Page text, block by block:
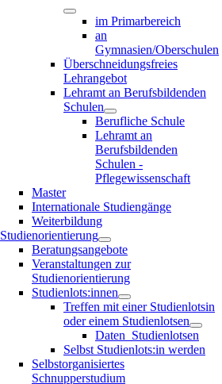
im Primarbereich
an
Gymnasien/Oberschulen
Überschneidungsfreies
Lehrangebot
Lehramt an Berufsbildenden
Schulen
Berufliche Schule
Lehramt an
Berufsbildenden
Schulen -
Pflegewissenschaft
Master
Internationale Studiengänge
Weiterbildung
Studienorientierung
Beratungsangebote
Veranstaltungen zur
Studienorientierung
Studienlots:innen
Treffen mit einer Studienlotsin
oder einem Studienlotsen
Daten_Studienlotsen
Selbst Studienlots:in werden
Selbstorganisiertes
Schnupperstudium